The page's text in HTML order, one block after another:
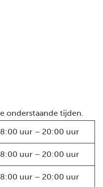
onderstaande tijden.
uur – 20:00 uur
uur – 20:00 uur
uur – 20:00 uur